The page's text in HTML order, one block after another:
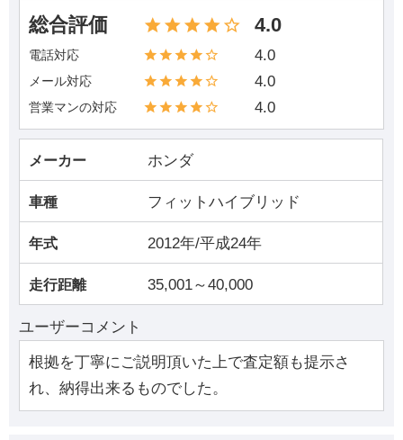
総合評価 4.0
電話対応 4.0
メール対応 4.0
営業マンの対応 4.0
メーカー ホンダ
車種 フィットハイブリッド
年式 2012年/平成24年
走行距離 35,001～40,000
ユーザーコメント
根拠を丁寧にご説明頂いた上で査定額も提示さ
れ、納得出来るものでした。